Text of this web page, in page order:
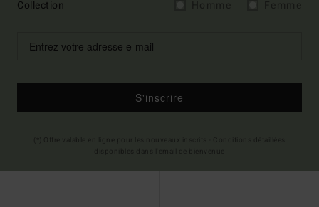
Collection
S'inscrire